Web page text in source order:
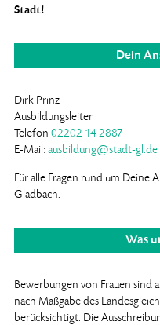
Stadt!
Dein
Dirk Prinz
Ausbildungsleiter
Telefon 02202 14 2887
E-Mail: ausbildung@stadt-gl.de
Für alle Fragen rund um Deine
Gladbach.
Was
Bewerbungen von Frauen sind
nach Maßgabe des
berücksichtigt. Die